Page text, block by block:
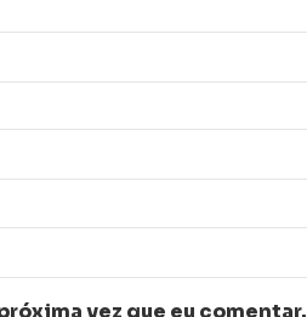
vez que eu comentar.